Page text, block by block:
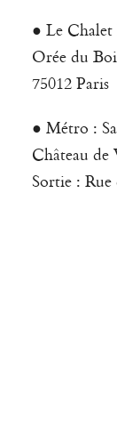
● Le
Orée du
75012 Paris
● Métro :
Château de
Sortie :